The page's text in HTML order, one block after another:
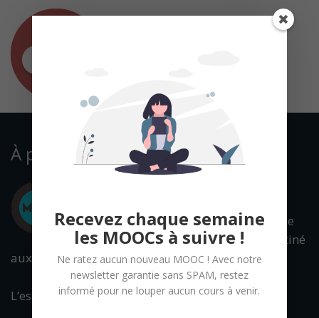
À propos
Mooc Francophone
est un portail destiné
aux cours en ligne ouverts à tous.
L’essentiel de l’offre francophone est référencée.
Recevez chaque semaine
les MOOCs à suivre !
Ne ratez aucun nouveau MOOC ! Avec notre
newsletter garantie sans SPAM, restez
informé pour ne louper aucun cours à venir.